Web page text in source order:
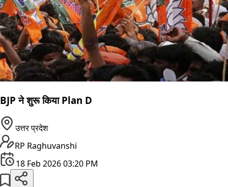
BJP ने शुरू किया Plan D
उत्तर प्रदेश
RP Raghuvanshi
18 Feb 2026 03:20 PM